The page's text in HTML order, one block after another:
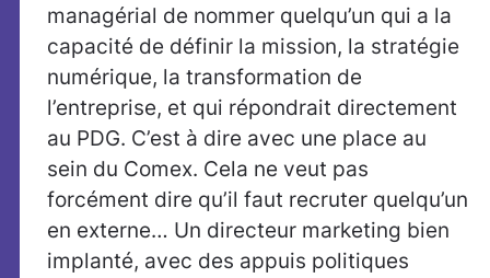
managérial de nommer quelqu’un qui a la
capacité de définir la mission, la stratégie
numérique, la transformation de
l’entreprise, et qui répondrait directement
au PDG. C’est à dire avec une place au
sein du Comex. Cela ne veut pas
forcément dire qu’il faut recruter quelqu’un
en externe… Un directeur marketing bien
implanté, avec des appuis politiques